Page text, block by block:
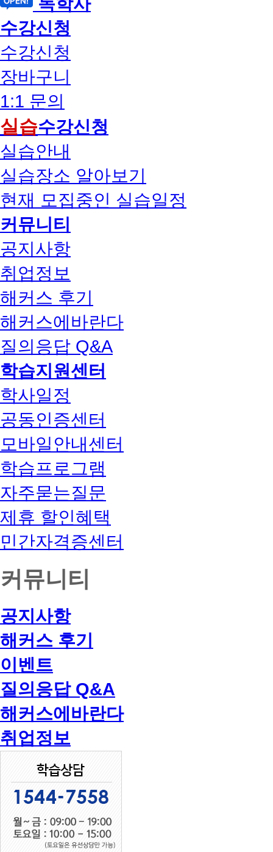
수강신청
수강신청
장바구니
1:1 문의
실습수강신청
실습안내
실습장소 알아보기
현재 모집중인 실습일정
커뮤니티
공지사항
취업정보
해커스 후기
해커스에바란다
질의응답 Q&A
학습지원센터
학사일정
공동인증센터
모바일안내센터
학습프로그램
자주묻는질문
제휴 할인혜택
민간자격증센터
커뮤니티
공지사항
해커스 후기
이벤트
질의응답 Q&A
해커스에바란다
취업정보